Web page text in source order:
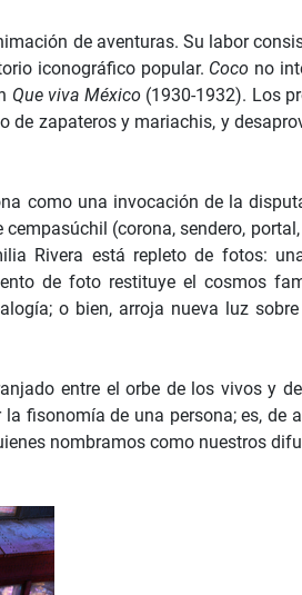
de aventuras. Su labor
iconográfico popular. Coco no
Que viva México (1930-1932). Los
zapateros y mariachis, y
como una invocación de la
(corona, sendero,
Rivera está repleto de fotos:
de foto restituye el cosmos
o bien, arroja nueva luz
entre el orbe de los vivos y
fisonomía de una persona; es, de
nombramos como nuestros